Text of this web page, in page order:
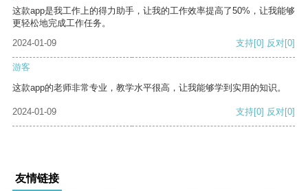
这款app是我工作上的得力助手，让我的工作效率提高了50%，让我能够
更轻松地完成工作任务。
2024-01-09
支持[0] 反对[0]
游客
这款app的老师非常专业，教学水平很高，让我能够学到实用的知识。
2024-01-09 支持[0] 反对[0]
友情链接